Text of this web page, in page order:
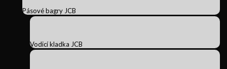
Pásové bagry JCB
Vodicí kladka JCB